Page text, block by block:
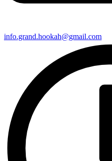
info.grand.hookah@gmail.com